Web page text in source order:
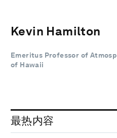
Kevin Hamilton
Emeritus Professor of
of Hawaii
最热内容